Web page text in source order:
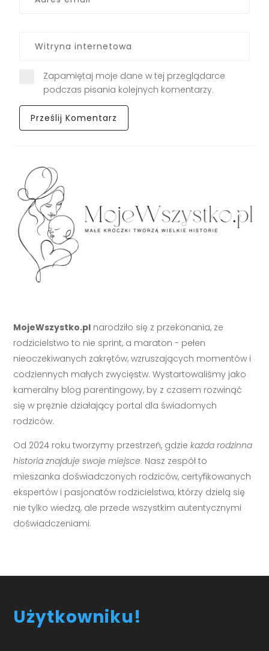
Zapamiętaj moje dane w tej przeglądarce
podczas pisania kolejnych komentarzy.
MojeWszystko.pl narodziło się z przekonania, że
rodzicielstwo to nie sprint, a maraton - pełen
nieoczekiwanych zakrętów, wzruszających momentów i
codziennych małych zwycięstw. Wystartowaliśmy jako
kameralny blog parentingowy, by z czasem rozwinąć
się w prężnie działający portal dla świadomych
rodziców.
Od 2024 roku tworzymy przestrzeń, gdziekażda rodzinna
historia znajduje swoje miejsce. Nasz zespół to
mieszanka doświadczonych rodziców, certyfikowanych
ekspertów i pasjonatów rodzicielstwa, którzy dzielą się
nie tylko wiedzą, ale przede wszystkim autentycznymi
doświadczeniami.
Użytkowniku!